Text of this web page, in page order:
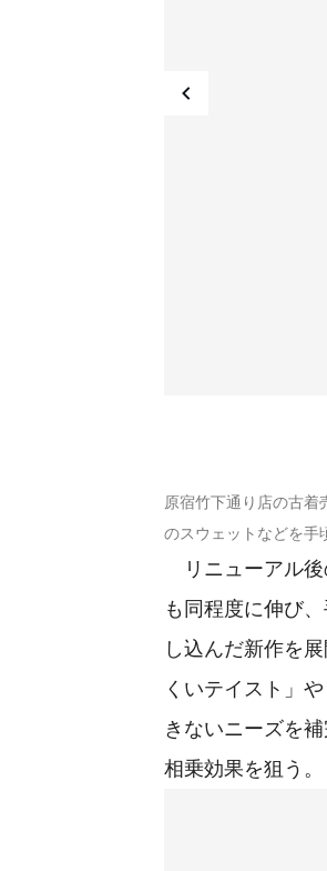
原宿竹下通り店の古着
のスウェットなどを手
リニューアル後
も同程度に伸び
し込んだ新作を
くいテイスト」
きないニーズを
相乗効果を狙う。